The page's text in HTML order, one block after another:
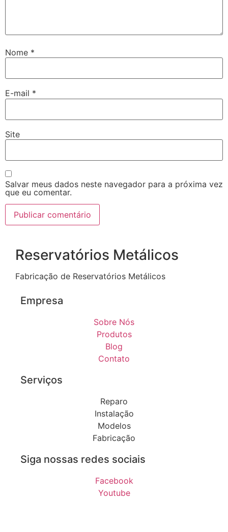
Nome *
E-mail *
Site
Salvar meus dados neste navegador para a próxima vez
que eu comentar.
Reservatórios Metálicos
Fabricação de Reservatórios Metálicos
Empresa
Sobre Nós
Produtos
Blog
Contato
Serviços
Reparo
Instalação
Modelos
Fabricação
Siga nossas redes sociais
Facebook
Youtube